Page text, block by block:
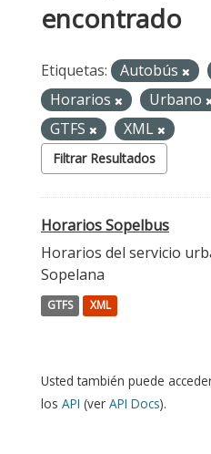
encontrado
Etiquetas: Autobús
Horarios
Urbano
GTFS
XML
Filtrar Resultados
Horarios Sopelbus
Horarios del servicio
Sopelana
GTFS XML
Usted también puede
los API (ver API Docs).